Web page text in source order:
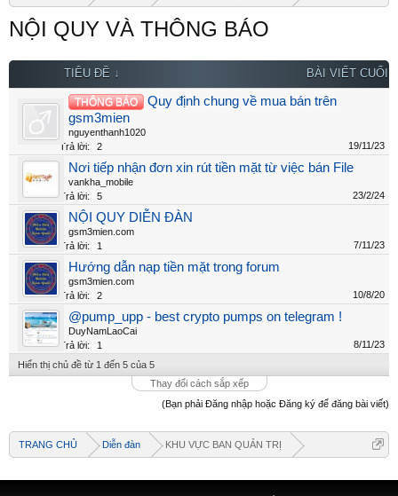
NỘI QUY VÀ THÔNG BÁO
TIÊU ĐỀ ↓ BÀI VIẾT CUỐI
THÔNG BÁO
Quy định chung về mua bán trên
gsm3mien
nguyenthanh1020
Trả lời:
2 19/11/23
Nơi tiếp nhận đơn xin rút tiền mặt từ việc bán File
vankha_mobile
Trả lời:
5 23/2/24
NỘI QUY DIỄN ĐÀN
gsm3mien.com
Trả lời:
1 7/11/23
Hướng dẫn nạp tiền mặt trong forum
gsm3mien.com
Trả lời:
2 10/8/20
@pump_upp - best crypto pumps on telegram !
DuyNamLaoCai
Trả lời:
1
8/11/23
Hiển thị chủ đề từ 1 đến 5 của 5
Thay đổi cách sắp xếp
(Bạn phải Đăng nhập hoặc Đăng ký để đăng bài viết)
TRANG CHỦ Diễn đàn KHU VỰC BAN QUẢN TRỊ